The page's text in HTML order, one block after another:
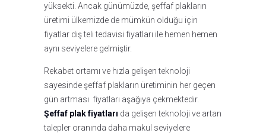
yüksekti. Ancak günümüzde, şeffaf plakların
üretimi ülkemizde de mümkün olduğu için
fiyatlar diş teli tedavisi fiyatları ile hemen hemen
aynı seviyelere gelmiştir.
Rekabet ortamı ve hızla gelişen teknoloji
sayesinde şeffaf plakların üretiminin her geçen
gün artması fiyatları aşağıya çekmektedir.
Şeffaf plak fiyatları da gelişen teknoloji ve artan
talepler oranında daha makul seviyelere